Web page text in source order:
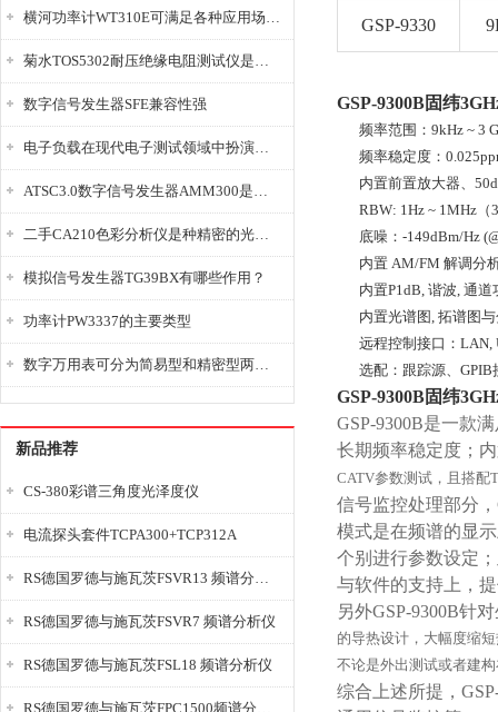
横河功率计WT310E可满足各种应用场景的需求
菊水TOS5302耐压绝缘电阻测试仪是种重要的电气安全检测设备
数字信号发生器SFE兼容性强
电子负载在现代电子测试领域中扮演着重要的角色
ATSC3.0数字信号发生器AMM300是能够产生各种数字信号的电子设备
二手CA210色彩分析仪是种精密的光学测量仪器
模拟信号发生器TG39BX有哪些作用？
功率计PW3337的主要类型
数字万用表可分为简易型和精密型两大类
新品推荐
CS-380彩谱三角度光泽度仪
电流探头套件TCPA300+TCP312A
RS德国罗德与施瓦茨FSVR13 频谱分析仪
RS德国罗德与施瓦茨FSVR7 频谱分析仪
RS德国罗德与施瓦茨FSL18 频谱分析仪
RS德国罗德与施瓦茨FPC1500频谱分析仪
GSP-9330
GSP-9300B固纬
频率范围：9kHz ~ 3
频率稳定度：
内置前置放大器、
RBW: 1Hz ~ 1MHz（
底噪：-149dBm/Hz
内置 AM/FM 解调分
内置P1dB, 谐波, 通道
内置光谱图, 拓谱图
远程控制接口：LAN,
选配：跟踪源、GPIB
GSP-9300B固纬
GSP-9300B是一款
长期频率稳定度；
CATV参数测试，且搭配
信号监控处理部分
模式是在频谱的显
个别进行参数设定
与软件的支持上，
另外GSP-9300B针
的导热设计，大幅度缩
不论是外出测试或者建
综合上述所提，